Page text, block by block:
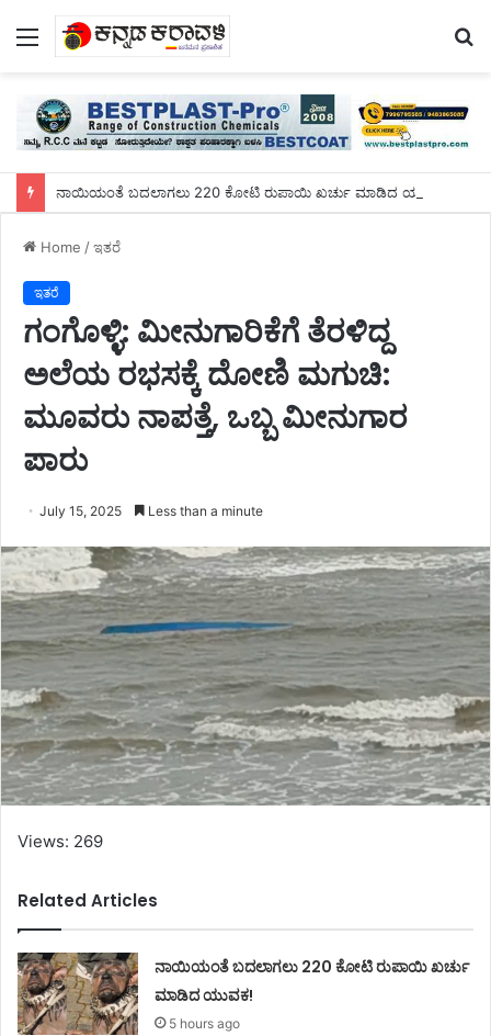
Menu
ನಾಯಿಯಂತೆ ಬದಲಾಗಲು 220 ಕೋಟಿ ರುಪಾಯಿ ಖರ್ಚು ಮಾಡಿದ ಯುವಕ!
Home /ಇತರೆ
ಇತರೆ
ಗಂಗೊಳ್ಳಿ: ಮೀನುಗಾರಿಕೆಗೆ ತೆರಳಿದ್ದ
ಅಲೆಯ ರಭಸಕ್ಕೆ ದೋಣಿ ಮಗುಚಿ:
ಮೂವರು ನಾಪತ್ತೆ, ಒಬ್ಬ ಮೀನುಗಾರ
ಪಾರು
July 15, 2025 Less than a minute
Views: 269
Related Articles
ನಾಯಿಯಂತೆ ಬದಲಾಗಲು 220 ಕೋಟಿ ರುಪಾಯಿ ಖರ್ಚು
ಮಾಡಿದ ಯುವಕ!
5 hours ago